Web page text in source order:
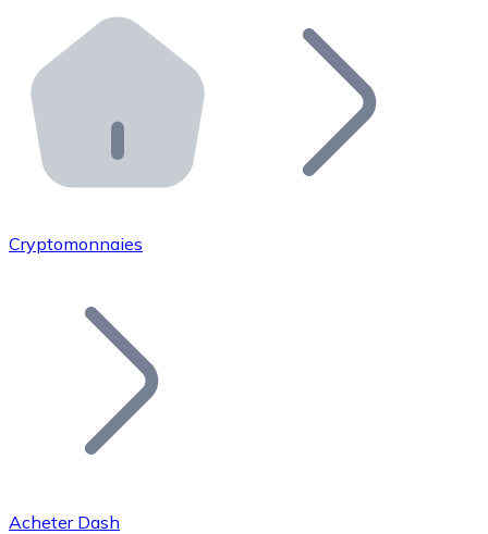
Distributeurs automatiques Bitnovo
Intégrez un ATM Bitnovo dans votre entreprise et
API Bitnovo
Intégrez notre API dans votre écosystème.
Rejoignez notre réseau de distributeurs et
Ajoutez le token de votre projet à notre service
Cryptomonnaies
Acheter Dash